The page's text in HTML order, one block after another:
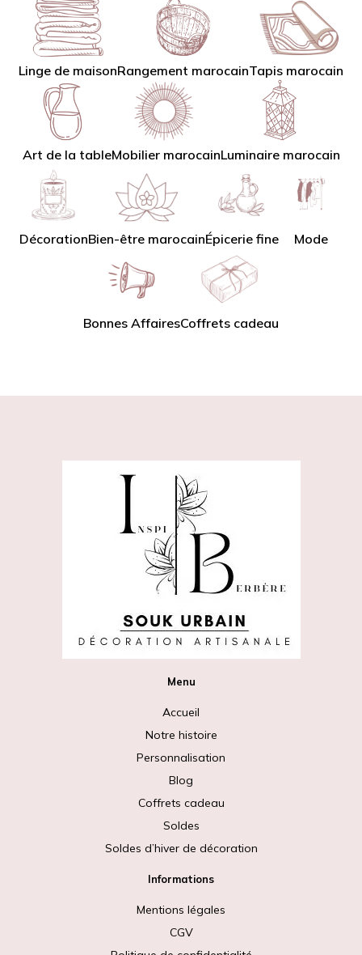
Linge de maisonRangement marocainTapis marocain
Art de la tableMobilier marocainLuminaire marocain
DécorationBien-être marocainÉpicerie fine Mode
Bonnes AffairesCoffrets cadeau
Menu
Accueil
Notre histoire
Personnalisation
Blog
Coffrets cadeau
Soldes
Soldes d’hiver de décoration
Informations
Mentions légales
CGV